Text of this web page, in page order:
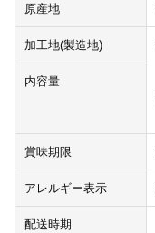
原産地
加工地(製造地)
内容量
賞味期限
アレルギー表示
配送時期